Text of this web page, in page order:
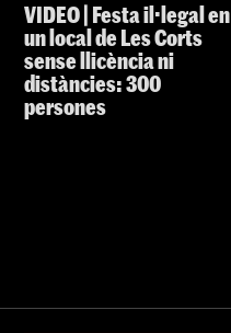
VIDEO | Festa il·legal en
un local de Les Corts
sense llicència ni
distàncies: 300
persones